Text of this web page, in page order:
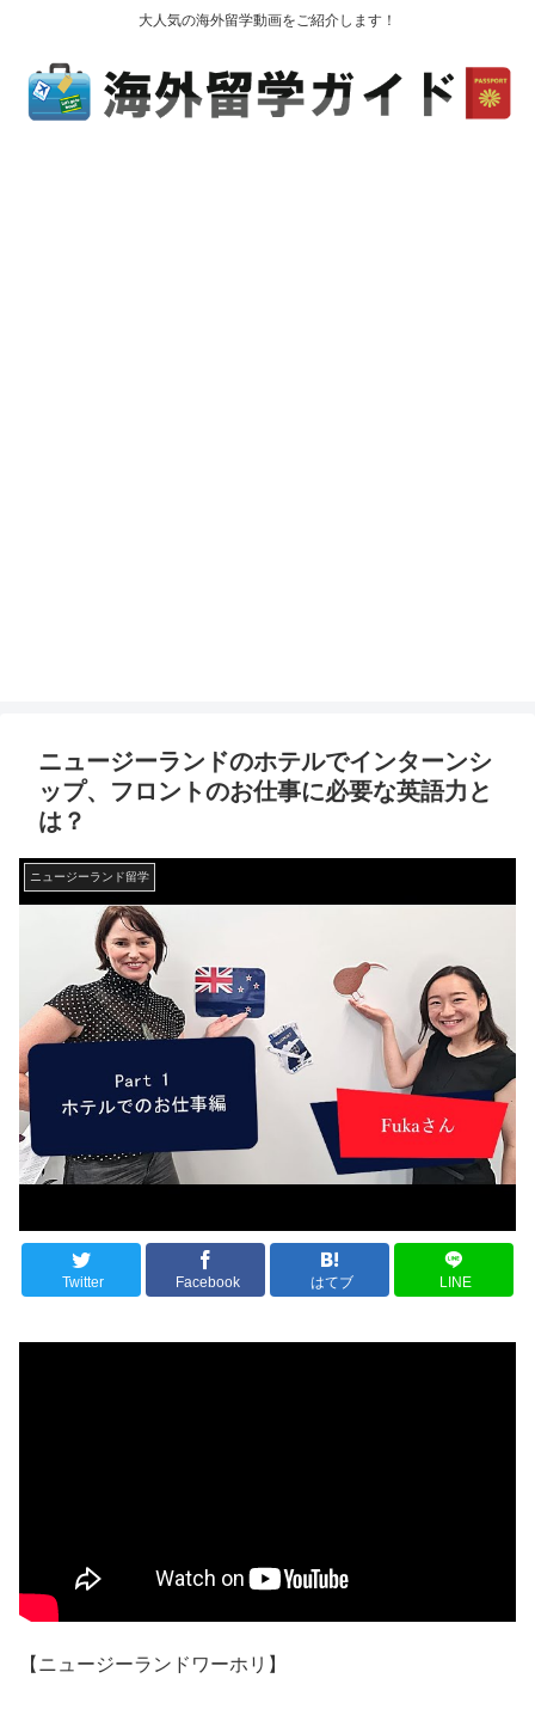
大人気の海外留学動画をご紹介します！
ニュージーランドのホテルでインターンシ
ップ、フロントのお仕事に必要な英語力と
は？
ニュージーランド留学
Twitter Facebook はてブ LINE
【ニュージーランドワーホリ】